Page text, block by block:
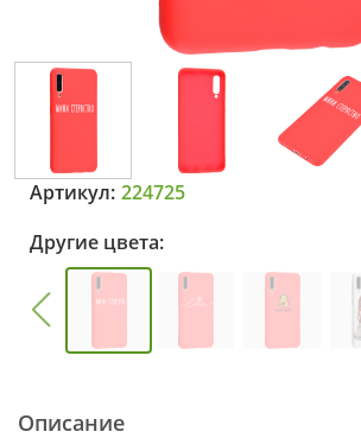
Артикул: 224725
Другие цвета:
Описание